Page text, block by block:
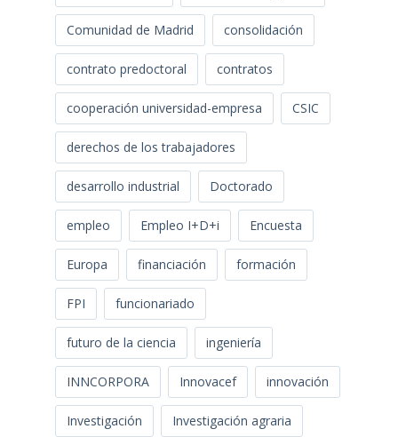
Comunidad de Madrid consolidación
contrato predoctoral contratos
cooperación universidad-empresa CSIC
derechos de los trabajadores
desarrollo industrial Doctorado
empleo Empleo I+D+i Encuesta
Europa financiación formación
FPI funcionariado
futuro de la ciencia ingeniería
INNCORPORA Innovacef innovación
Investigación Investigación agraria